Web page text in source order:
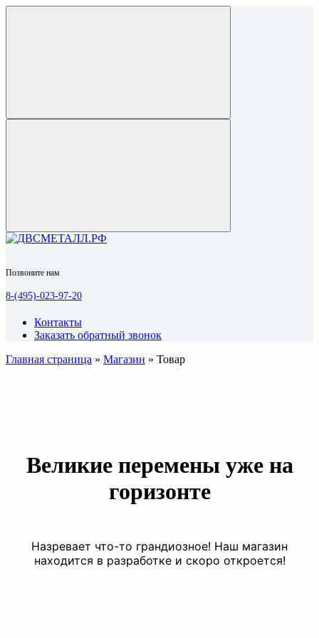
Позвоните нам
8-(495)-023-97-20
Контакты
Заказать обратный звонок
Главная страница » Магазин » Товар
Великие перемены уже на
горизонте
Назревает что-то грандиозное! Наш магазин
находится в разработке и скоро откроется!